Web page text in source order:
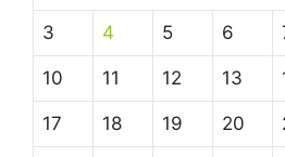
3 4 5 6
10 11 12 13
17 18 19 20